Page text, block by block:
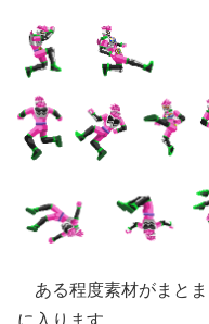
ある程度素材がまと
に入ります。